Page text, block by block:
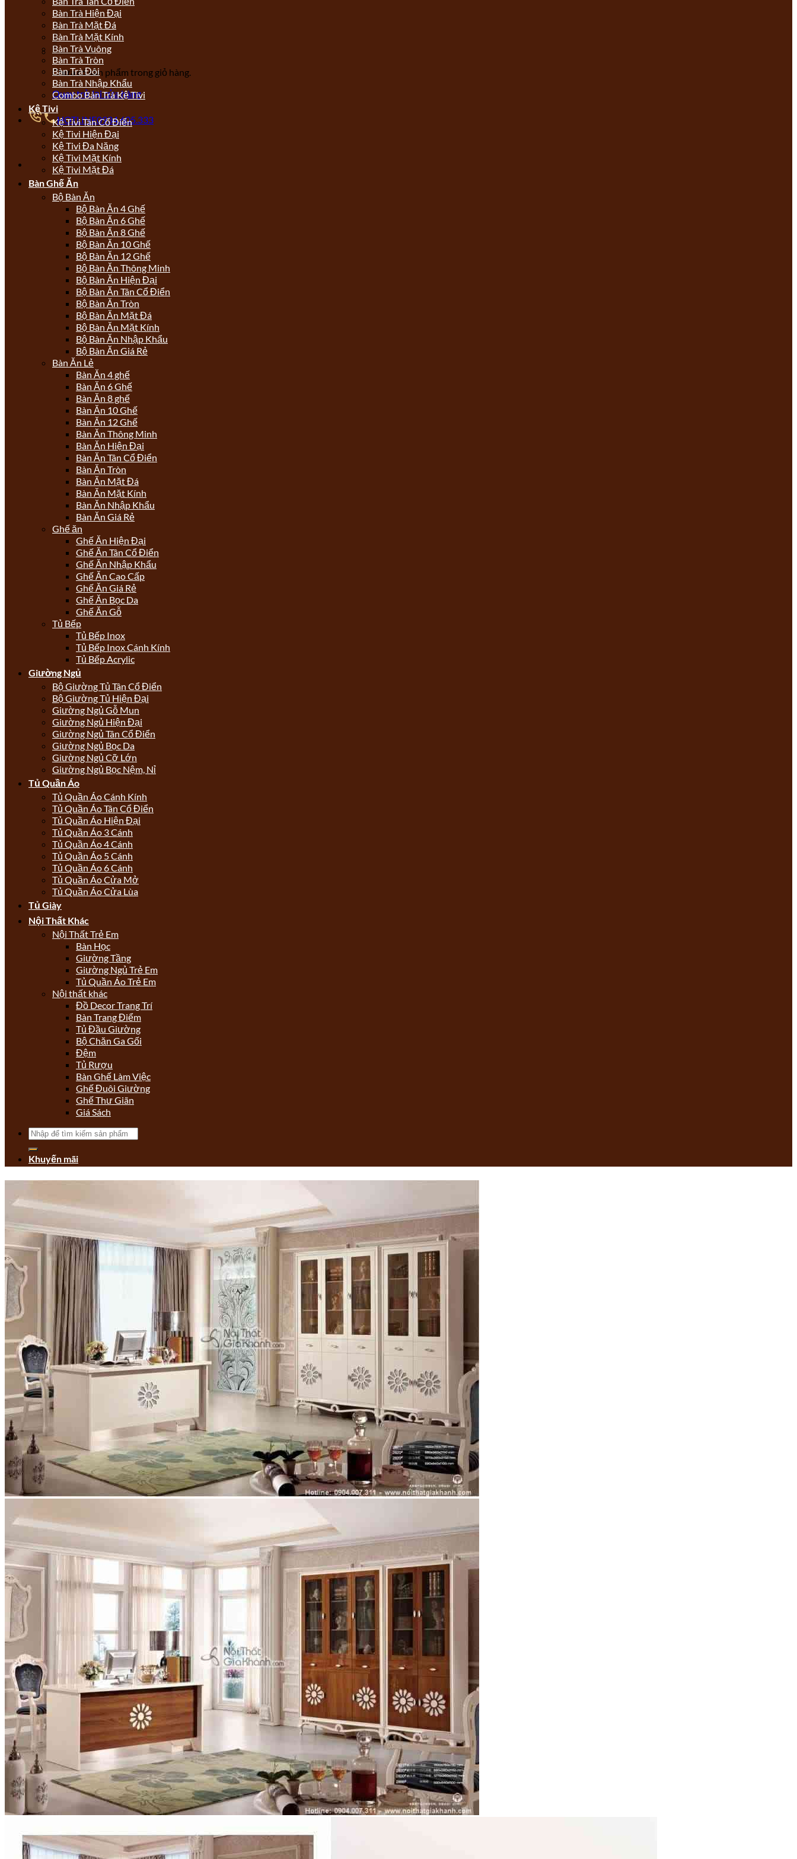
Chưa có sản phẩm trong giỏ hàng.
Quay trở lại cửa hàng
HOTLINE0934.605.333
Bàn Trà Hiện Đại
Bàn Trà Mặt Đá
Bàn Trà Mặt Kính
Bàn Trà Vuông
Bàn Trà Tròn
Bàn Trà Đôi
Bàn Trà Nhập Khẩu
Combo Bàn Trà Kệ Tivi
Kệ Tivi
Kệ Tivi Tân Cổ Điển
Kệ Tivi Hiện Đại
Kệ Tivi Đa Năng
Kệ Tivi Mặt Kính
Kệ Tivi Mặt Đá
Bàn Ghế Ăn
Bộ Bàn Ăn
Bộ Bàn Ăn 4 Ghế
Bộ Bàn Ăn 6 Ghế
Bộ Bàn Ăn 8 Ghế
Bộ Bàn Ăn 10 Ghế
Bộ Bàn Ăn 12 Ghế
Bộ Bàn Ăn Thông Minh
Bộ Bàn Ăn Hiện Đại
Bộ Bàn Ăn Tân Cổ Điển
Bộ Bàn Ăn Tròn
Bộ Bàn Ăn Mặt Đá
Bộ Bàn Ăn Mặt Kính
Bộ Bàn Ăn Nhập Khẩu
Bộ Bàn Ăn Giá Rẻ
Bàn Ăn Lẻ
Bàn Ăn 4 ghế
Bàn Ăn 6 Ghế
Bàn Ăn 8 ghế
Bàn Ăn 10 Ghế
Bàn Ăn 12 Ghế
Bàn Ăn Thông Minh
Bàn Ăn Hiện Đại
Bàn Ăn Tân Cổ Điển
Bàn Ăn Tròn
Bàn Ăn Mặt Đá
Bàn Ăn Mặt Kính
Bàn Ăn Nhập Khẩu
Bàn Ăn Giá Rẻ
Ghế ăn
Ghế Ăn Hiện Đại
Ghế Ăn Tân Cổ Điển
Ghế Ăn Nhập Khẩu
Ghế Ăn Cao Cấp
Ghế Ăn Giá Rẻ
Ghế Ăn Bọc Da
Ghế Ăn Gỗ
Tủ Bếp
Tủ Bếp Inox
Tủ Bếp Inox Cánh Kính
Tủ Bếp Acrylic
Giường Ngủ
Bộ Giường Tủ Tân Cổ Điển
Bộ Giường Tủ Hiện Đại
Giường Ngủ Gỗ Mun
Giường Ngủ Hiện Đại
Giường Ngủ Tân Cổ Điển
Giường Ngủ Bọc Da
Giường Ngủ Cỡ Lớn
Giường Ngủ Bọc Nệm, Nỉ
Tủ Quần Áo
Tủ Quần Áo Cánh Kính
Tủ Quần Áo Tân Cổ Điển
Tủ Quần Áo Hiện Đại
Tủ Quần Áo 3 Cánh
Tủ Quần Áo 4 Cánh
Tủ Quần Áo 5 Cánh
Tủ Quần Áo 6 Cánh
Tủ Quần Áo Cửa Mở
Tủ Quần Áo Cửa Lùa
Tủ Giày
Nội Thất Khác
Nội Thất Trẻ Em
Bàn Học
Giường Tầng
Giường Ngủ Trẻ Em
Tủ Quần Áo Trẻ Em
Nội thất khác
Đồ Decor Trang Trí
Bàn Trang Điểm
Tủ Đầu Giường
Bộ Chăn Ga Gối
Đệm
Tủ Rượu
Bàn Ghế Làm Việc
Ghế Đuôi Giường
Ghế Thư Giãn
Giá Sách
Tìm
kiếm:
Khuyến mãi